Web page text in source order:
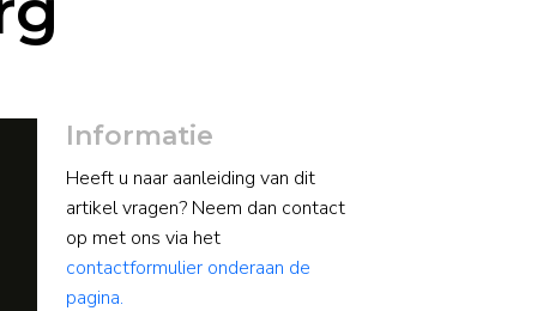
Informatie
Heeft u naar aanleiding van dit
artikel vragen? Neem dan contact
op met ons via het
contactformulier onderaan de
pagina.